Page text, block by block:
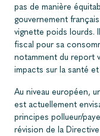
pas de manière
gouvernement
vignette poids lourds.
fiscal pour sa
notamment du report
impacts sur la santé
Au niveau européen,
est actuellement
principes pollueur/
révision de la